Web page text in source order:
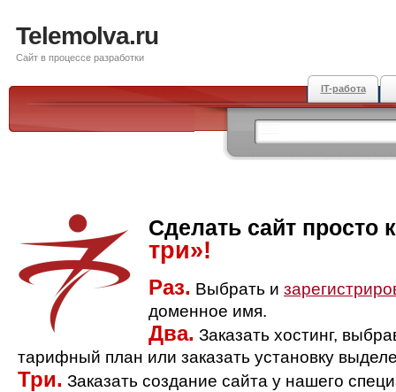
Telemolva.ru
Сайт в процессе разработки
IT-работа
Сделать сайт просто
три»!
Раз. Выбрать и
доменное имя.
Два. Заказать хостинг,
тарифный план или заказать установку
Три. Заказать создание сайта у нашего